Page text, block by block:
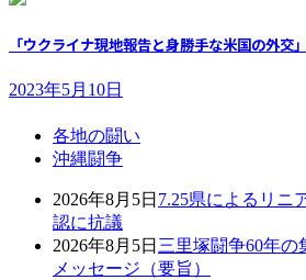
「ウクライナ現地報告と身勝手な米国の外交」
2023年5月10日
各地の闘い
沖縄闘争
2026年8月5日 7.25県によるリニ
認に抗議
2026年8月5日 三里塚闘争60年
メッセージ（要旨）